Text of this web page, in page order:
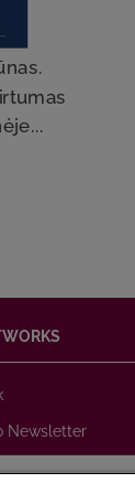
Newsletter